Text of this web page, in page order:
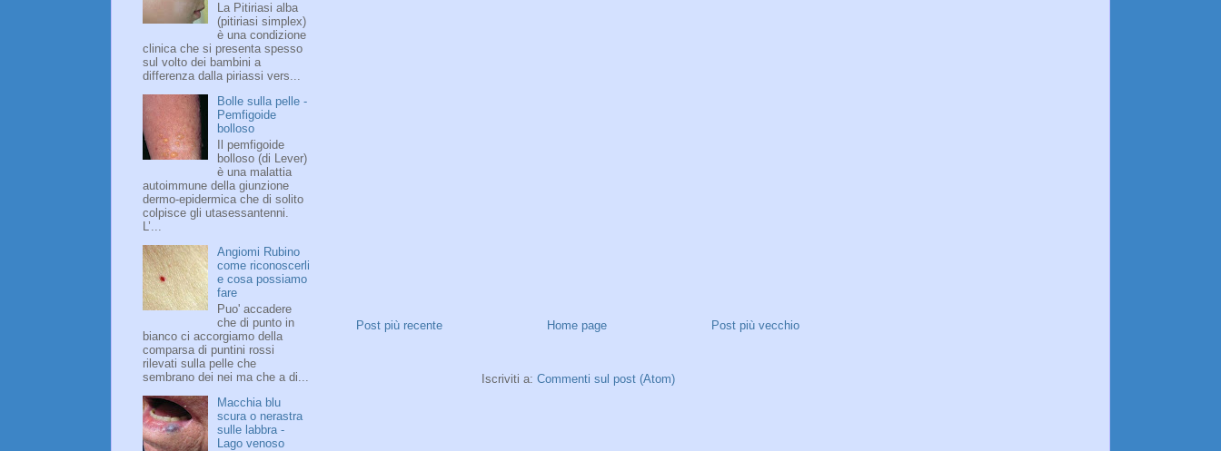
Post più recente Post più vecchio
Home page
Iscriviti a: Commenti sul post (Atom)
La Pitiriasi alba
(pitiriasi simplex)
è una condizione
clinica che si presenta spesso
sul volto dei bambini a
differenza dalla piriassi vers...
Bolle sulla pelle -
Pemfigoide
bolloso
Il pemfigoide
bolloso (di Lever)
è una malattia
autoimmune della giunzione
dermo-epidermica che di solito
colpisce gli utasessantenni.
L’...
Angiomi Rubino
come riconoscerli
e cosa possiamo
fare
Puo' accadere
che di punto in
bianco ci accorgiamo della
comparsa di puntini rossi
rilevati sulla pelle che
sembrano dei nei ma che a di...
Macchia blu
scura o nerastra
sulle labbra -
Lago venoso